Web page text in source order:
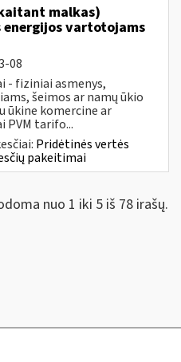
malkas)
vartotojams
08
- fiziniai asmenys,
šeimos ar namų ūkio
ūkine komercine ar
PVM tarifo...
Pridėtinės vertės
pakeitimai
nuo 1 iki 5 iš 78 irašų.